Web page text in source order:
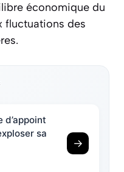
économique du
fluctuations des
sa
→